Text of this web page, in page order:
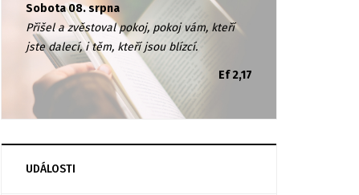
Sobota 08. srpna
Přišel a zvěstoval pokoj, pokoj vám, kteří
jste dalecí, i těm, kteří jsou blízcí.
Ef 2,17
UDÁLOSTI